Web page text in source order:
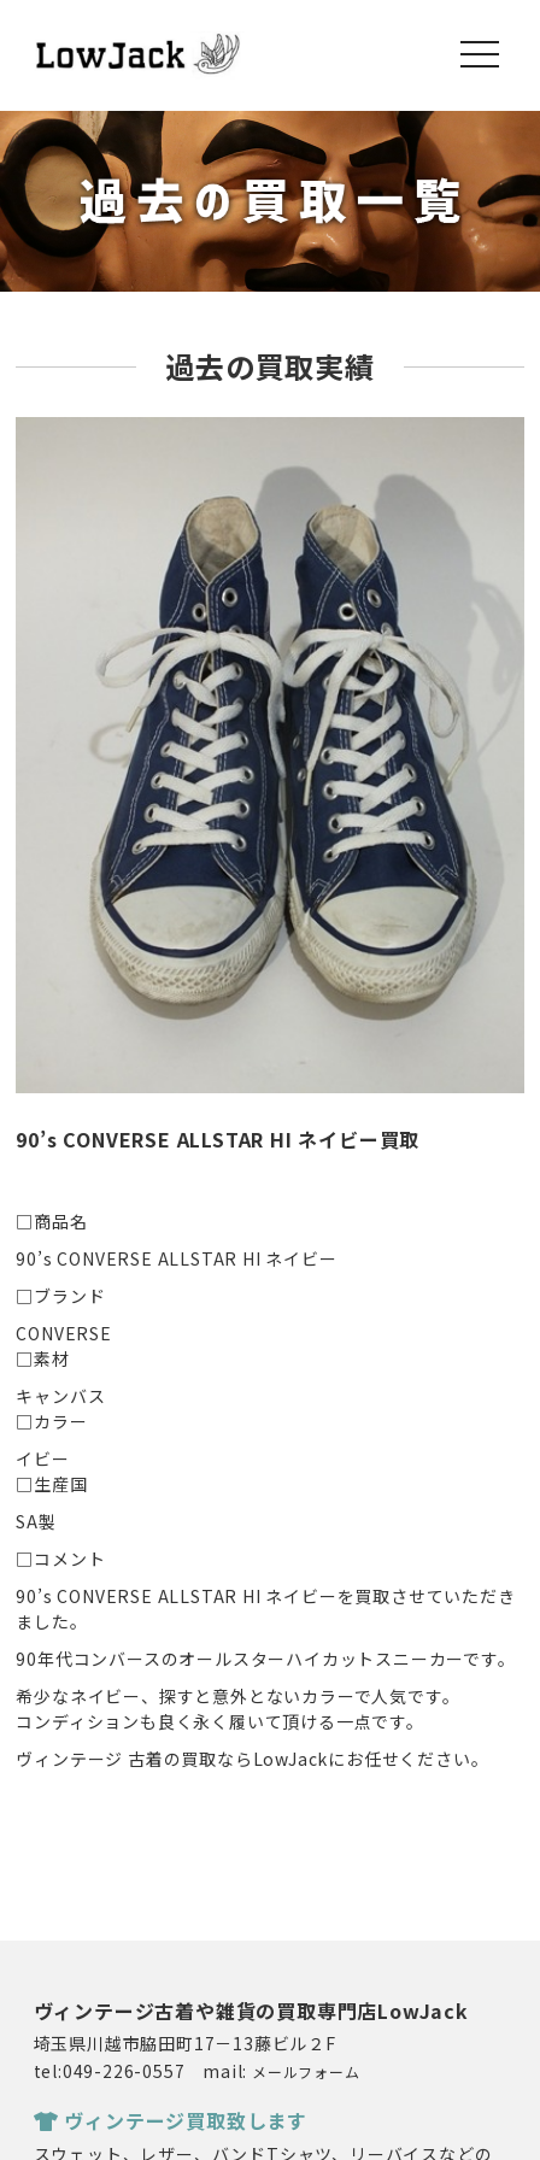
toggle
過去の買取実績
90’s CONVERSE ALLSTAR HI ネイビー買取
□商品名
90’s CONVERSE ALLSTAR HI ネイビー
□ブランド
CONVERSE
□素材
キャンバス
□カラー
イビー
□生産国
SA製
□コメント
90’s CONVERSE ALLSTAR HI ネイビーを買取させていただき
ました。
90年代コンバースのオールスターハイカットスニーカーです。
希少なネイビー、探すと意外とないカラーで人気です。
コンディションも良く永く履いて頂ける一点です。
ヴィンテージ 古着の買取ならLowJackにお任せください。
ヴィンテージ古着や雑貨の買取専門店LowJack
埼玉県川越市脇田町17－13藤ビル２F
tel:049-226-0557 mail: メールフォーム
ヴィンテージ買取致します
スウェット、レザー、バンドTシャツ、リーバイスなどの